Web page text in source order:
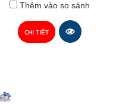
Thêm vào so sánh
CHI TIẾT